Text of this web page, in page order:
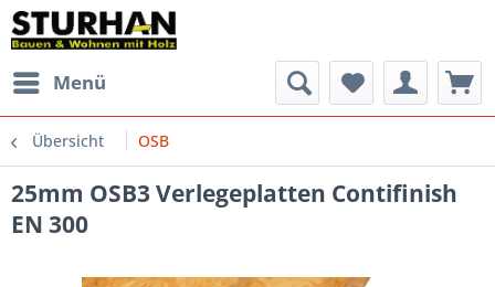
Menü
Übersicht OSB
25mm OSB3 Verlegeplatten Contifinish
EN 300